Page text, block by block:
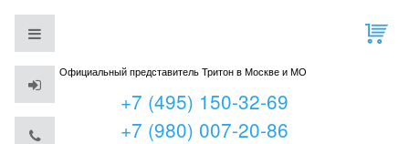
Официальный представитель Тритон в Москве и МО
+7 (495) 150-32-69
+7 (980) 007-20-86